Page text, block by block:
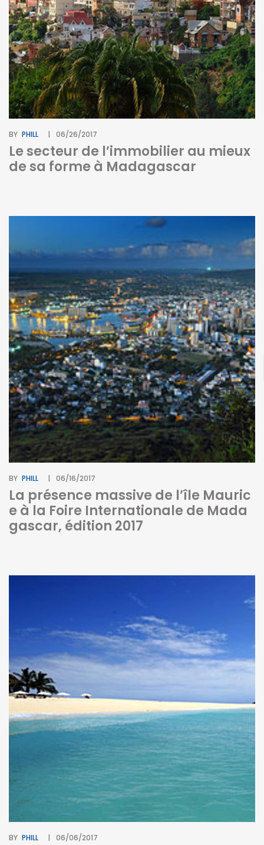
BY PHILL 06/26/2017
Le secteur de l’immobilier au mieux
de sa forme à Madagascar
BY PHILL 06/16/2017
La présence massive de l’île Mauric
e à la Foire Internationale de Mada
gascar, édition 2017
BY PHILL 06/06/2017